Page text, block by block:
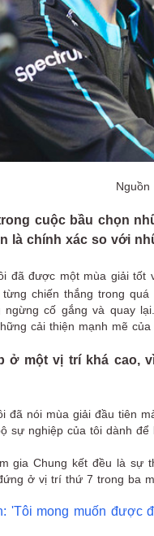
Nguồn
cuộc bầu chọn
là chính xác so với
đã được một mùa giải
chiến thắng trong
cố gắng và quay
cải thiện mạnh mẽ của
ở một vị trí khá cao,
đã nói mùa giải đầu tiên
sự nghiệp của tôi dành
gia Chung kết đều là
ở vị trí thứ 7 trong ba
'Tôi mong muốn